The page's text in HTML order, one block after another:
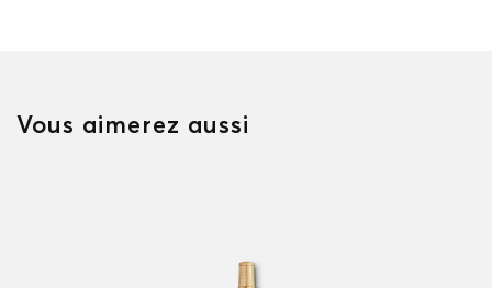
Vous aimerez aussi